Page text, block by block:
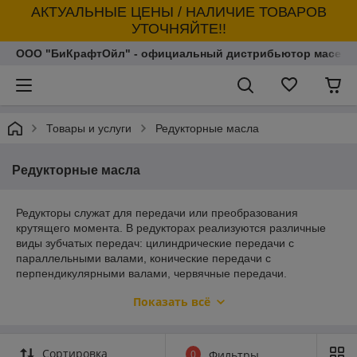
АКТУАЛЬНЫЕ ЦЕНЫ / НАЛИЧИЕ ТОВАРОВ
УТОЧНЯЙТЕ!!
ООО "БиКрафтОйл" - официальный дистрибьютор масел
Товары и услуги Редукторные масла
Редукторные масла
Редукторы служат для передачи или преобразования
крутящего момента. В редукторах реализуются различные
виды зубчатых передач: цилиндрические передачи с
параллельными валами, конические передачи с
перпендикулярными валами, червячные передачи.
Отличительные особенности редукторных масел
усиленные трибологические характеристики
Показать всё
Сортировка 0